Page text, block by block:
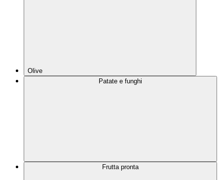
Olive
Patate e funghi
Frutta pronta